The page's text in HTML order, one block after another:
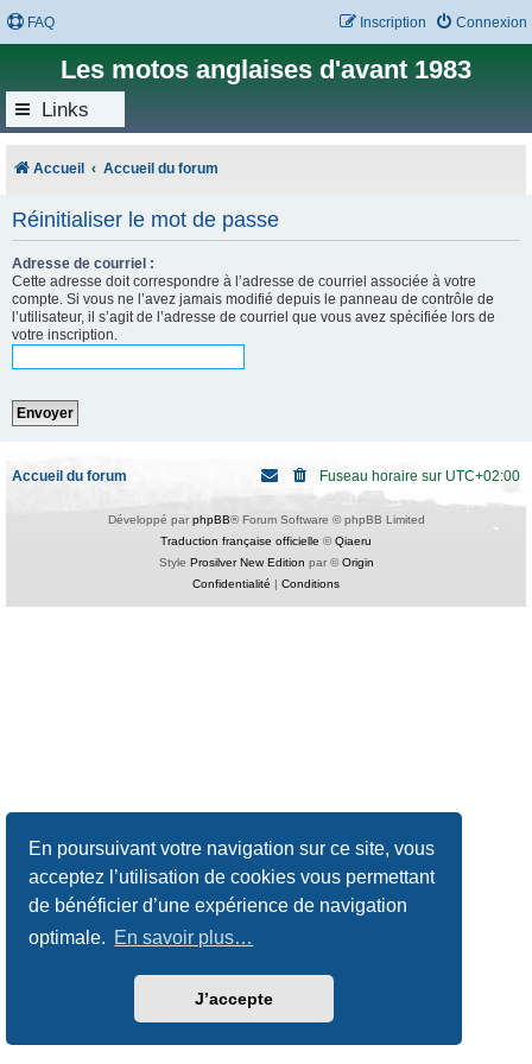
En poursuivant votre navigation sur ce site, vous
acceptez l’utilisation de cookies vous permettant
de bénéficier d’une expérience de navigation
optimale. En savoir plus…
J’accepte
FAQ Connexion
Inscription
Les motos anglaises d'avant 1983
Links
Accueil Accueil du forum
Réinitialiser le mot de passe
Adresse de courriel :
Cette adresse doit correspondre à l’adresse de courriel associée à votre
compte. Si vous ne l’avez jamais modifié depuis le panneau de contrôle de
l’utilisateur, il s’agit de l’adresse de courriel que vous avez spécifiée lors de
votre inscription.
Accueil du forum Fuseau horaire sur UTC+02:00
Développé par phpBB® Forum Software © phpBB Limited
Traduction française officielle ©Qiaeru
Style Prosilver New Edition par ©Origin
Confidentialité
Conditions